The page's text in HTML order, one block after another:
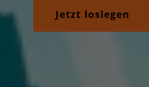
Jetzt loslegen